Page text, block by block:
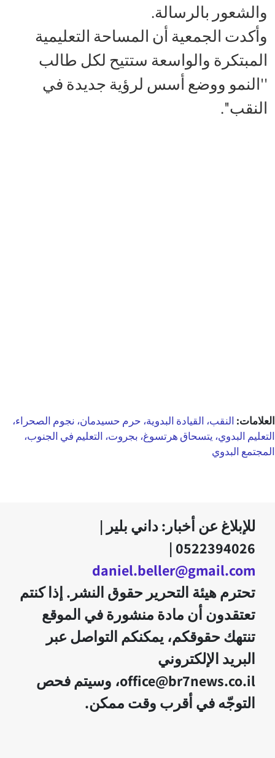
والشعور بالرسالة.
وأكدت الجمعية أن المساحة التعليمية
المبتكرة والواسعة ستتيح لكل طالب
''النمو ووضع أسس لرؤية جديدة في
النقب''.
العلامات: النقب، القيادة البدوية، حرم حسيدمان، نجوم الصحراء،
التعليم البدوي، يتسحاق هرتسوغ، بجروت، التعليم في الجنوب،
المجتمع البدوي
للإبلاغ عن أخبار: داني بلير |
0522394026 |
daniel.beller@gmail.com
تحترم هيئة التحرير حقوق النشر. إذا كنتم
تعتقدون أن مادة منشورة في الموقع
تنتهك حقوقكم، يمكنكم التواصل عبر
البريد الإلكتروني
office@br7news.co.il، وسيتم فحص
التوجّه في أقرب وقت ممكن.